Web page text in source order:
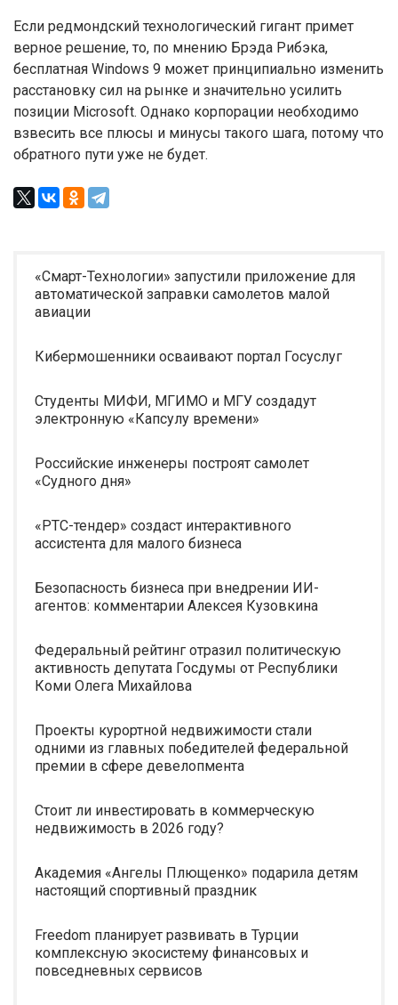
Если редмондский технологический гигант примет
верное решение, то, по мнению Брэда Рибэка,
бесплатная Windows 9 может принципиально изменить
расстановку сил на рынке и значительно усилить
позиции Microsoft. Однако корпорации необходимо
взвесить все плюсы и минусы такого шага, потому что
обратного пути уже не будет.
«Смарт-Технологии» запустили приложение для
автоматической заправки самолетов малой
авиации
Кибермошенники осваивают портал Госуслуг
Студенты МИФИ, МГИМО и МГУ создадут
электронную «Капсулу времени»
Российские инженеры построят самолет
«Судного дня»
«РТС-тендер» создаст интерактивного
ассистента для малого бизнеса
Безопасность бизнеса при внедрении ИИ-
агентов: комментарии Алексея Кузовкина
Федеральный рейтинг отразил политическую
активность депутата Госдумы от Республики
Коми Олега Михайлова
Проекты курортной недвижимости стали
одними из главных победителей федеральной
премии в сфере девелопмента
Стоит ли инвестировать в коммерческую
недвижимость в 2026 году?
Академия «Ангелы Плющенко» подарила детям
настоящий спортивный праздник
Freedom планирует развивать в Турции
комплексную экосистему финансовых и
повседневных сервисов